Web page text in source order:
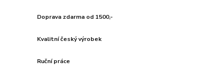
Doprava zdarma od 1500,-
Kvalitní český výrobek
Ruční práce